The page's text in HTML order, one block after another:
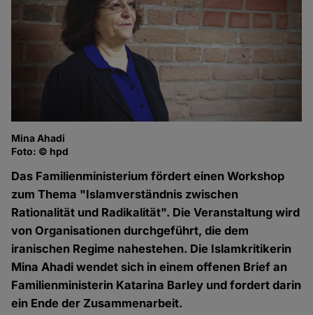
Mina Ahadi
Foto: © hpd
Das Familienministerium fördert einen Workshop
zum Thema "Islamverständnis zwischen
Rationalität und Radikalität". Die Veranstaltung wird
von Organisationen durchgeführt, die dem
iranischen Regime nahestehen. Die Islamkritikerin
Mina Ahadi wendet sich in einem offenen Brief an
Familienministerin Katarina Barley und fordert darin
ein Ende der Zusammenarbeit.